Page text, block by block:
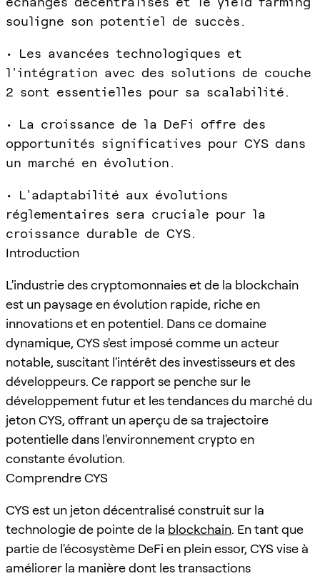
souligne son potentiel de succès.
• Les avancées technologiques et
l'intégration avec des solutions de couche
2 sont essentielles pour sa scalabilité.
• La croissance de la DeFi offre des
opportunités significatives pour CYS dans
un marché en évolution.
• L'adaptabilité aux évolutions
réglementaires sera cruciale pour la
croissance durable de CYS.
Introduction
L'industrie des cryptomonnaies et de la blockchain
est un paysage en évolution rapide, riche en
innovations et en potentiel. Dans ce domaine
dynamique, CYS s'est imposé comme un acteur
notable, suscitant l'intérêt des investisseurs et des
développeurs. Ce rapport se penche sur le
développement futur et les tendances du marché du
jeton CYS, offrant un aperçu de sa trajectoire
potentielle dans l'environnement crypto en
constante évolution.
Comprendre CYS
CYS est un jeton décentralisé construit sur la
technologie de pointe de la blockchain. En tant que
partie de l'écosystème DeFi en plein essor, CYS vise à
améliorer la manière dont les transactions